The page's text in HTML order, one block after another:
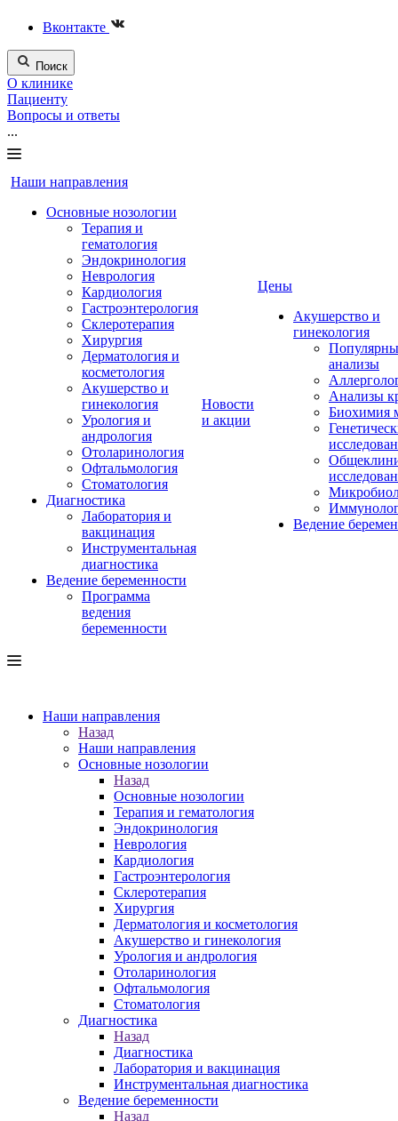
Вконтакте
Поиск
О клинике
Пациенту
Вопросы и ответы
...
Наши направления
Основные нозологии
Терапия и
гематология
Эндокринология
Неврология
Кардиология
Гастроэнтерология
Склеротерапия
Хирургия
Дерматология и
косметология
Акушерство и
гинекология
Урология и
андрология
Отоларинология
Офтальмология
Стоматология
Диагностика
Лаборатория и
вакцинация
Инструментальная
диагностика
Ведение беременности
Программа
ведения
беременности
Новости
и акции
Цены
Акушерство и
гинекология
анализы
Анализы
Биохимия
Ведение
Наши направления
Назад
Наши направления
Основные нозологии
Назад
Основные нозологии
Терапия и гематология
Эндокринология
Неврология
Кардиология
Гастроэнтерология
Склеротерапия
Хирургия
Дерматология и косметология
Акушерство и гинекология
Урология и андрология
Отоларинология
Офтальмология
Стоматология
Диагностика
Назад
Диагностика
Лаборатория и вакцинация
Инструментальная диагностика
Ведение беременности
Назад